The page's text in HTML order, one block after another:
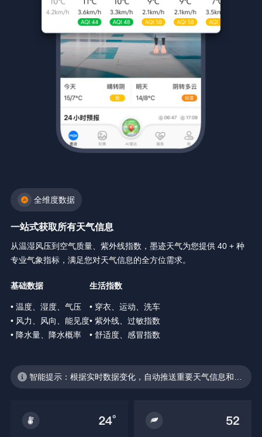
全维度数据
一站式获取所有天气信息
从温湿风压到空气质量、紫外线指数，墨迹天气为您提供 40 + 种
专业气象指标，满足您对天气信息的全方位需求。
基础数据
• 温度、湿度、气压
• 风力、风向、能见度
• 降水量、降水概率
生活指数
• 穿衣、运动、洗车
• 紫外线、过敏指数
• 舒适度、感冒指数
智能提示：根据实时数据变化，自动推送重要天气信息和生